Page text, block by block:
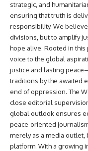
strategic, and
ensuring that truth is
responsibility. We
divisions, but to amplify
hope alive. Rooted in this
voice to the global
justice and lasting
traditions by the awaited
end of oppression. The
close editorial
global outlook ensures
peace-oriented
merely as a media
platform. With a growing